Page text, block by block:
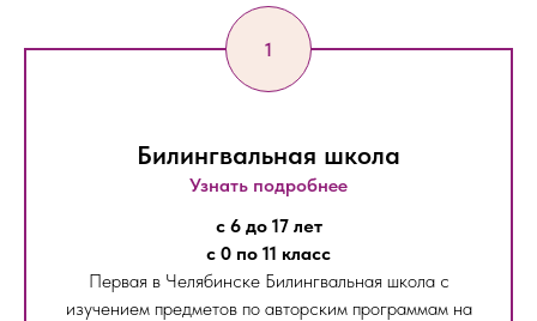
Билингвальная школа
Узнать подробнее
с 6 до 17 лет
с 0 по 11 класс
Первая в Челябинске Билингвальная школа с
изучением предметов по авторским программам на